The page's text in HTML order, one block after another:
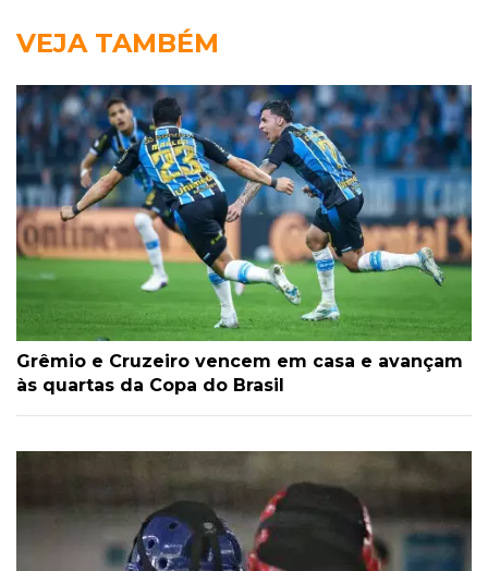
VEJA TAMBÉM
Grêmio e Cruzeiro vencem em casa e avançam
às quartas da Copa do Brasil